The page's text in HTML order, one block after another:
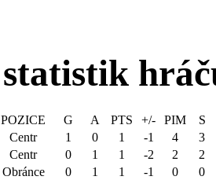
POZICE G A PTS +/- PIM
S
Centr 1 0 1 -1 4
3
Centr 0 1 1 -2 2
2
Obránce 0 1 1 -1 0
0